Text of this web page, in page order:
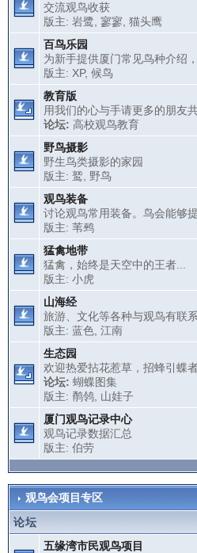
交流观鸟收获
版主: 岩鹭 寥寥, 猫头鹰
百鸟乐园
为新手提供厦门常见鸟种介绍
版主: XP, 候鸟
教育版
用我们的心与手请更多的朋友
论坛: 高校观鸟教育
野鸟摄影
野生鸟类摄影的家园
版主: 鹫, 野鸟
观鸟装备
讨论观鸟常用装备。鸟会能够
版主: 苇鹀
猛禽地带
猛禽，始终是天空中的王者...
版主: 小虎
山海经
旅游、文化等各种与观鸟有联
版主: 蓝色, 江南
生态园
欢迎热爱拈花惹草，招蜂引蝶者
论坛: 蝴蝶图集
版主: 鹡鸰, 山娃子
厦门观鸟记录中心
观鸟记录数据汇总
版主: 伯劳
观鸟会项目专区
论坛
五缘湾市民观鸟项目